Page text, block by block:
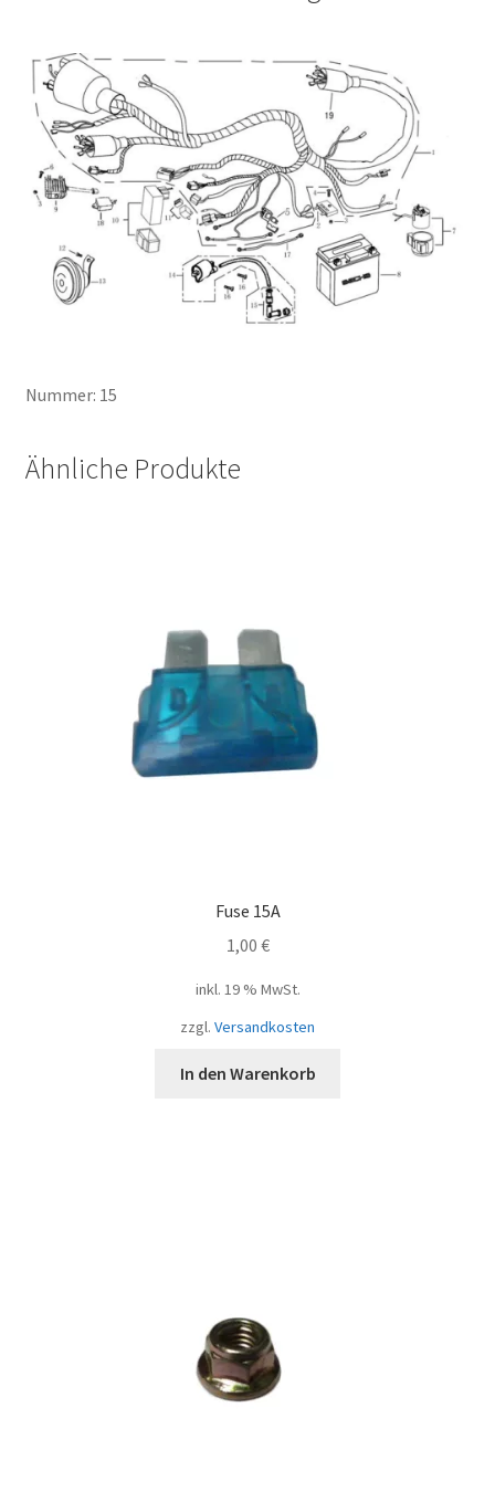
Nummer: 15
Ähnliche Produkte
Fuse 15A
1,00 €
inkl. 19 % MwSt.
zzgl. Versandkosten
In den Warenkorb